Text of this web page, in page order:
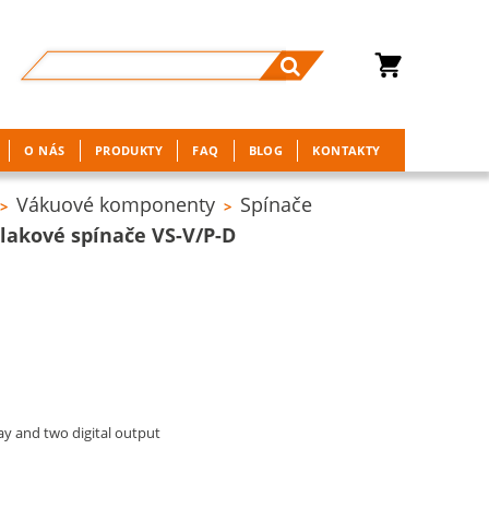
O NÁS PRODUKTY FAQ BLOG KONTAKTY
> Vákuové komponenty > Spínače
spínače VS-V/P-D
and two digital output